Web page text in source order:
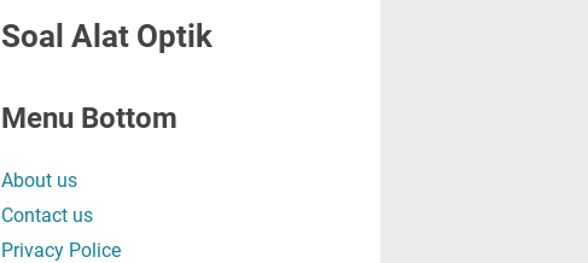
Soal Alat Optik
Menu Bottom
About us
Contact us
Privacy Police